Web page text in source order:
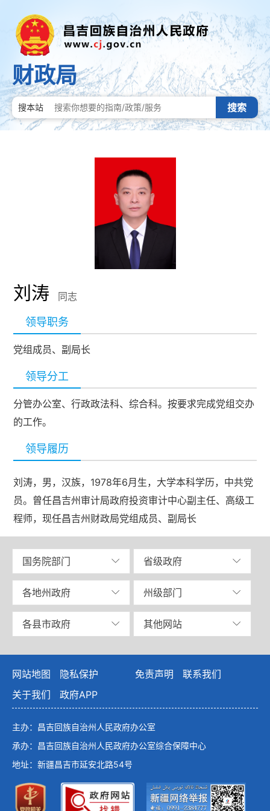
财政局
搜本站 搜索
刘涛 同志
领导职务
党组成员、副局长
领导分工
分管办公室、行政政法科、综合科。按要求完成党组交办
的工作。
领导履历
刘涛，男，汉族，1978年6月生，大学本科学历，中共党
员。曾任昌吉州审计局政府投资审计中心副主任、高级工
程师，现任昌吉州财政局党组成员、副局长
国务院部门 省级政府
各地州政府 州级部门
各县市政府 其他网站
网站地图 隐私保护 免责声明
联系我们
关于我们
政府APP
主办：昌吉回族自治州人民政府办公室
承办：昌吉回族自治州人民政府办公室综合保障中心
地址：新疆昌吉市延安北路54号